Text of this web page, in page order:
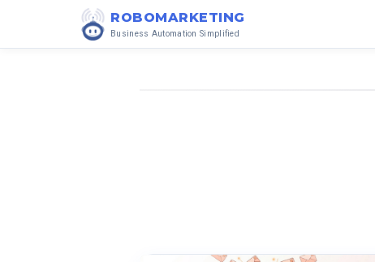
ROBOMARKETING
Business Automation Simplified